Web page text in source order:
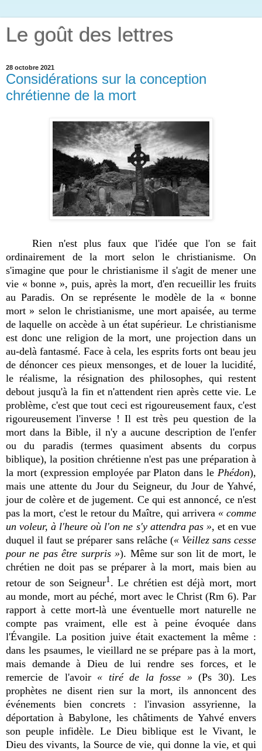
Le goût des lettres
28 octobre 2021
Considérations sur la conception
chrétienne de la mort
Rien n'est plus faux que l'idée que l'on se fait
ordinairement de la mort selon le christianisme. On
s'imagine que pour le christianisme il s'agit de mener une
vie « bonne », puis, après la mort, d'en recueillir les fruits
au Paradis. On se représente le modèle de la « bonne
mort » selon le christianisme, une mort apaisée, au terme
de laquelle on accède à un état supérieur. Le christianisme
est donc une religion de la mort, une projection dans un
au-delà fantasmé. Face à cela, les esprits forts ont beau jeu
de dénoncer ces pieux mensonges, et de louer la lucidité,
le réalisme, la résignation des philosophes, qui restent
debout jusqu'à la fin et n'attendent rien après cette vie. Le
problème, c'est que tout ceci est rigoureusement faux, c'est
rigoureusement l'inverse ! Il est très peu question de la
mort dans la Bible, il n'y a aucune description de l'enfer
ou du paradis (termes quasiment absents du corpus
biblique), la position chrétienne n'est pas une préparation à
la mort (expression employée par Platon dans le Phédon),
mais une attente du Jour du Seigneur, du Jour de Yahvé,
jour de colère et de jugement. Ce qui est annoncé, ce n'est
pas la mort, c'est le retour du Maître, qui arrivera « comme
un voleur, à l'heure où l'on ne s'y attendra pas », et en vue
duquel il faut se préparer sans relâche (« Veillez sans cesse
pour ne pas être surpris »). Même sur son lit de mort, le
chrétien ne doit pas se préparer à la mort, mais bien au
retour de son Seigneur1 . Le chrétien est déjà mort, mort
au monde, mort au péché, mort avec le Christ (Rm 6). Par
rapport à cette mort-là une éventuelle mort naturelle ne
compte pas vraiment, elle est à peine évoquée dans
l'Évangile. La position juive était exactement la même :
dans les psaumes, le vieillard ne se prépare pas à la mort,
mais demande à Dieu de lui rendre ses forces, et le
remercie de l'avoir « tiré de la fosse » (Ps 30). Les
prophètes ne disent rien sur la mort, ils annoncent des
événements bien concrets : l'invasion assyrienne, la
déportation à Babylone, les châtiments de Yahvé envers
son peuple infidèle. Le Dieu biblique est le Vivant, le
Dieu des vivants, la Source de vie, qui donne la vie, et qui